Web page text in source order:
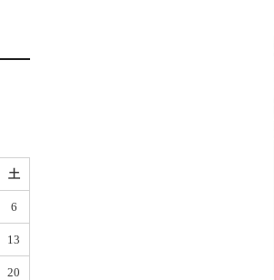
土
6
13
20